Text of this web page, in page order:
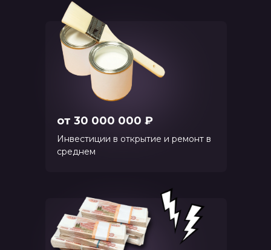
Инвестиции в открытие и ремонт в
среднем
от 30 000 000 ₽